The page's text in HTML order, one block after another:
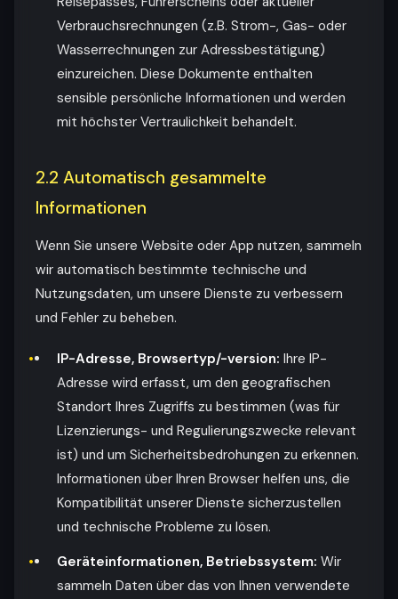
Verbrauchsrechnungen (z.B. Strom-, Gas- oder
Wasserrechnungen zur Adressbestätigung)
einzureichen. Diese Dokumente enthalten
sensible persönliche Informationen und werden
mit höchster Vertraulichkeit behandelt.
2.2 Automatisch gesammelte
Informationen
Wenn Sie unsere Website oder App nutzen, sammeln
wir automatisch bestimmte technische und
Nutzungsdaten, um unsere Dienste zu verbessern
und Fehler zu beheben.
IP-Adresse, Browsertyp/-version: Ihre IP-
Adresse wird erfasst, um den geografischen
Standort Ihres Zugriffs zu bestimmen (was für
Lizenzierungs- und Regulierungszwecke relevant
ist) und um Sicherheitsbedrohungen zu erkennen.
Informationen über Ihren Browser helfen uns, die
Kompatibilität unserer Dienste sicherzustellen
und technische Probleme zu lösen.
Geräteinformationen, Betriebssystem: Wir
sammeln Daten über das von Ihnen verwendete